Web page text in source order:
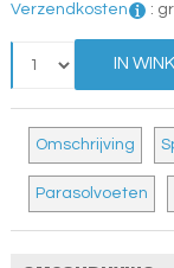
Verzendkosten :
IN
Omschrijving
Parasolvoeten